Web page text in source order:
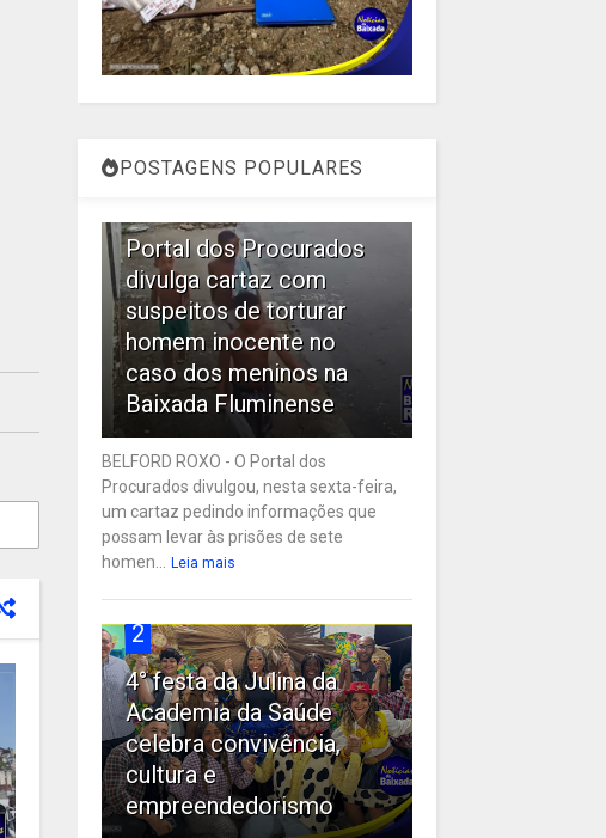
POSTAGENS POPULARES
Portal dos Procurados
divulga cartaz com
suspeitos de torturar
homem inocente no
caso dos meninos na
Baixada Fluminense
BELFORD ROXO - O Portal dos
Procurados divulgou, nesta sexta-feira,
um cartaz pedindo informações que
possam levar às prisões de sete
homen... Leia mais
2
4° festa da Julina da
Academia da Saúde
celebra convivência,
cultura e
empreendedorismo